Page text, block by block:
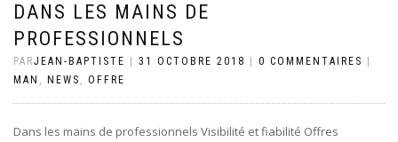
DANS LES MAINS DE
PROFESSIONNELS
PARJEAN-BAPTISTE 31 OCTOBRE 2018 0 COMMENTAIRES
MAN , NEWS , OFFRE
Dans les mains de professionnels Visibilité et fiabilité Offres